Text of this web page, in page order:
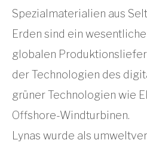
Spezialmaterialien aus
Erden sind ein
globalen
der Technologien des
grüner Technologien wie
Offshore-Windturbinen.
Lynas wurde als